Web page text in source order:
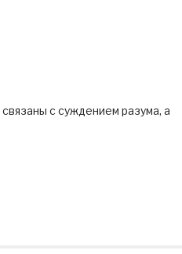
с суждением разума, а